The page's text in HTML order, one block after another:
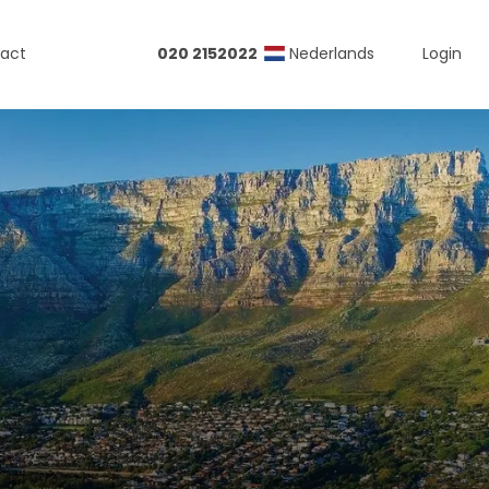
Amerika
Amerika
Rica
020 2152022 Nederlands Login